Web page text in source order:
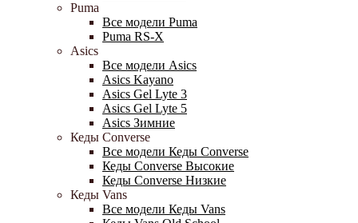
Puma
Все модели Puma
Puma RS-X
Asics
Все модели Asics
Asics Kayano
Asics Gel Lyte 3
Asics Gel Lyte 5
Asics Зимние
Кеды Converse
Все модели Кеды Converse
Кеды Converse Высокие
Кеды Converse Низкие
Кеды Vans
Все модели Кеды Vans